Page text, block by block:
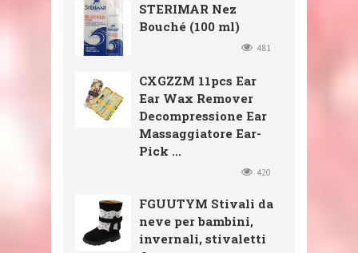
STERIMAR Nez
Bouché (100 ml)
481
CXGZZM 11pcs Ear
Ear Wax Remover
Decompressione Ear
Massaggiatore Ear-
Pick ...
420
FGUUTYM Stivali da
neve per bambini,
invernali, stivaletti